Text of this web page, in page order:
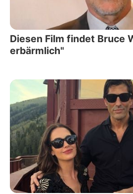
Diesen Film findet Bruce
erbärmlich"